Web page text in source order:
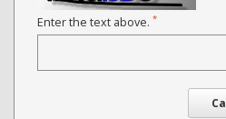
Enter the text above. *